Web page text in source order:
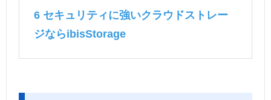
6 セキュリティに強いクラウドストレー
ジならibisStorage